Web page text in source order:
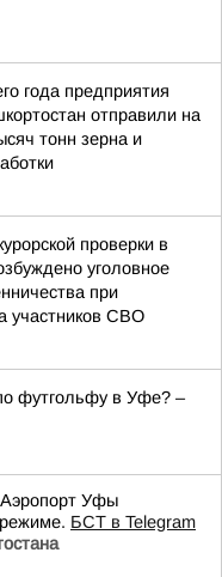
года предприятия
отправили на
тонн зерна и
проверки в
уголовное
при
участников СВО
футгольфу в Уфе? –
Аэропорт Уфы
БСТ в Telegram